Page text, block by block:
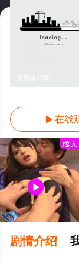
 在线
剧情介绍